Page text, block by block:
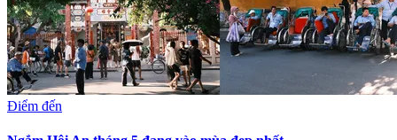
Điểm đến